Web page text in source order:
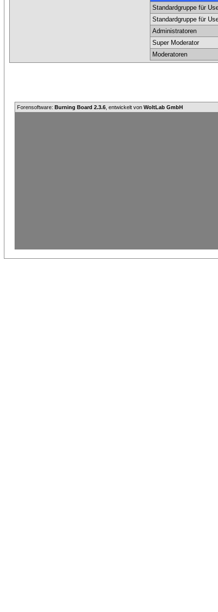
Standardgruppe für
Standardgruppe für
Administratoren
Super Moderator
Moderatoren
Forensoftware: Burning Board 2.3.6 , entwickelt von WoltLab GmbH